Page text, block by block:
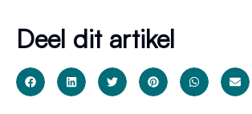
Deel dit artikel